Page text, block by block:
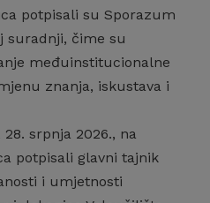
potpisali su Sporazum
suradnji, čime su
međuinstitucionalne
znanja, iskustava i
srpnja 2026., na
potpisali glavni tajnik
i umjetnosti